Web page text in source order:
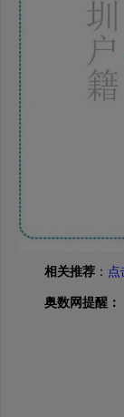
相关推荐 ：
奥数网提醒：